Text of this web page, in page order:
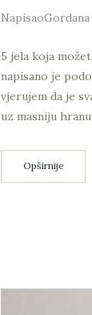
NapisaoGordana
5 jela koja
napisano je
vjerujem da je
uz masniju
Opširnije